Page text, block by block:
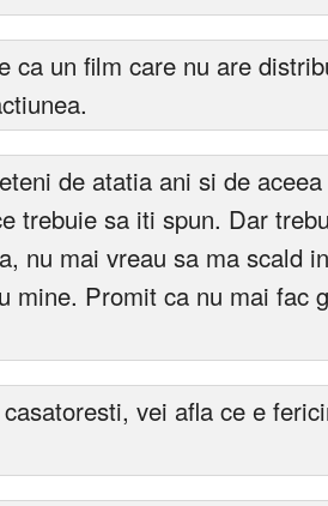
ca un film care nu are
de atatia ani si de
trebuie sa iti spun. Dar
nu mai vreau sa ma scald
mine. Promit ca nu mai fac
vei afla ce e